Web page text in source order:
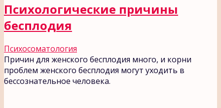
Психологические причины
бесплодия
Психосоматология
Причин для женского бесплодия много, и корни
проблем женского бесплодия могут уходить в
бессознательное человека.